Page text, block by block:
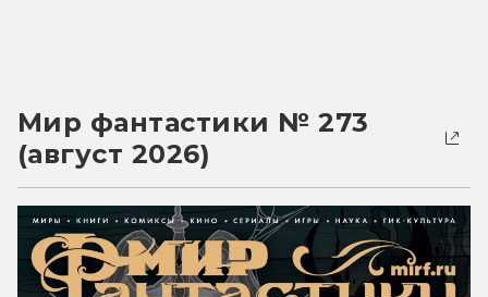
Мир фантастики № 273
(август 2026)